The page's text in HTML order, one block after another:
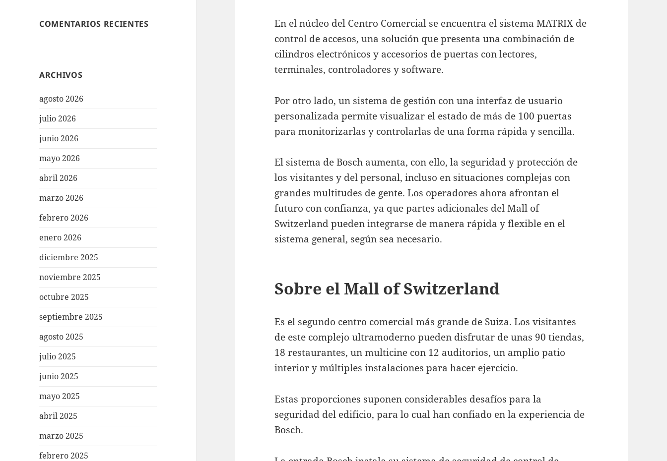
COMENTARIOS RECIENTES
ARCHIVOS
agosto 2026
julio 2026
junio 2026
mayo 2026
abril 2026
marzo 2026
febrero 2026
enero 2026
diciembre 2025
noviembre 2025
octubre 2025
septiembre 2025
agosto 2025
julio 2025
junio 2025
mayo 2025
abril 2025
marzo 2025
febrero 2025
En el núcleo del Centro Comercial se encuentra el sistema MATRIX de
control de accesos, una solución que presenta una combinación de
cilindros electrónicos y accesorios de puertas con lectores,
terminales, controladores y software.
Por otro lado, un sistema de gestión con una interfaz de usuario
personalizada permite visualizar el estado de más de 100 puertas
para monitorizarlas y controlarlas de una forma rápida y sencilla.
El sistema de Bosch aumenta, con ello, la seguridad y protección de
los visitantes y del personal, incluso en situaciones complejas con
grandes multitudes de gente. Los operadores ahora afrontan el
futuro con confianza, ya que partes adicionales del Mall of
Switzerland pueden integrarse de manera rápida y flexible en el
sistema general, según sea necesario.
Sobre el Mall of Switzerland
Es el segundo centro comercial más grande de Suiza. Los visitantes
de este complejo ultramoderno pueden disfrutar de unas 90 tiendas,
18 restaurantes, un multicine con 12 auditorios, un amplio patio
interior y múltiples instalaciones para hacer ejercicio.
Estas proporciones suponen considerables desafíos para la
seguridad del edificio, para lo cual han confiado en la experiencia de
Bosch.